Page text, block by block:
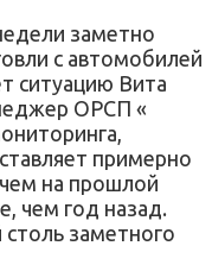
заметно
с автомобилей
ситуацию Вита
ОРСП «
примерно
на прошлой
чем год назад.
столь заметного